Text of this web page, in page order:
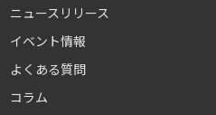
ニュースリリース
イベント情報
よくある質問
コラム